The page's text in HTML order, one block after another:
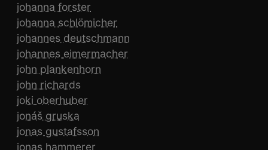
johanna forster
johanna schlömicher
johannes deutschmann
johannes eimermacher
john plankenhorn
john richards
joki oberhuber
jonáš gruska
jonas gustafsson
jonas hammerer